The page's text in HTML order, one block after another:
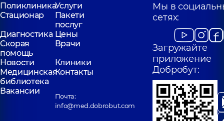
ПоликлиникаУслуги
Стационар
Пакети
послуг
Диагностика Цены
Скорая
помощь
Врачи
Новости
Клиники
Медицинская
библиотека
Контакты
Вакансии
Почта:
info@med.dobrobut.com
Мы в
сетях:
Загружайте
приложение
Добробут: